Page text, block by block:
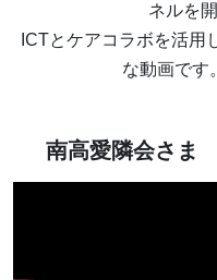
ネルを
ICTとケアコラボを活用
な動画です
南高愛隣会さま